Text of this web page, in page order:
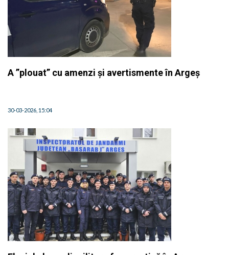
A ”plouat” cu amenzi și avertismente în Argeș
30-03-2026, 15:04